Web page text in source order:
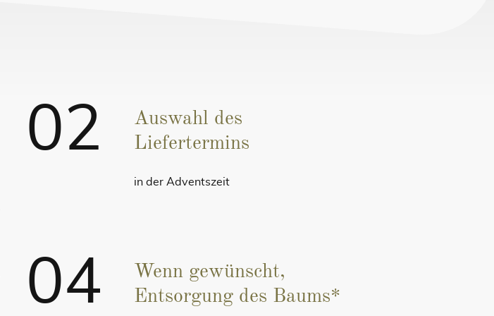
02
Auswahl des
Liefertermins
in der Adventszeit
04
Wenn gewünscht,
Entsorgung des Baums*